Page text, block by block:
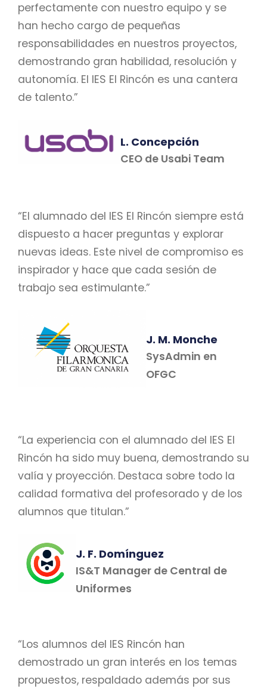
perfectamente con nuestro equipo y se
han hecho cargo de pequeñas
responsabilidades en nuestros proyectos,
demostrando gran habilidad, resolución y
autonomía. El IES El Rincón es una cantera
de talento.”
L. Concepción
CEO de Usabi Team
“El alumnado del IES El Rincón siempre está
dispuesto a hacer preguntas y explorar
nuevas ideas. Este nivel de compromiso es
inspirador y hace que cada sesión de
trabajo sea estimulante.”
J. M. Monche
SysAdmin en
OFGC
“La experiencia con el alumnado del IES El
Rincón ha sido muy buena, demostrando su
valía y proyección. Destaca sobre todo la
calidad formativa del profesorado y de los
alumnos que titulan.”
J. F. Domínguez
IS&T Manager de Central de
Uniformes
“Los alumnos del IES Rincón han
demostrado un gran interés en los temas
propuestos, respaldado además por sus